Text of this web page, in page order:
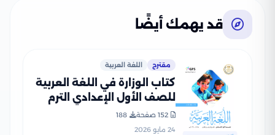
قد يهمك أيضًا
مقترح اللغة العربية
كتاب الوزارة في اللغة العربية
للصف الأول الإعدادي الترم
الثاني 2026 بصيغة PDF
152 صفحة
188
24 مايو 2026